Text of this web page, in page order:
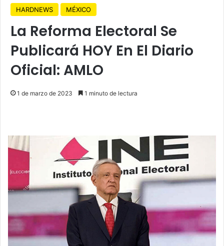
HARDNEWS MÉXICO
La Reforma Electoral Se
Publicará HOY En El Diario
Oficial: AMLO
1 de marzo de 2023 1 minuto de lectura